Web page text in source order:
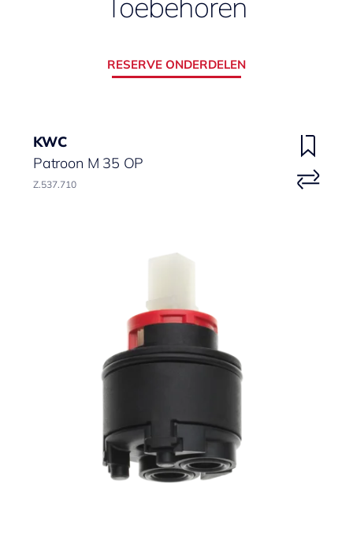
RESERVE ONDERDELEN
KWC
Patroon M 35 OP
Z.537.710